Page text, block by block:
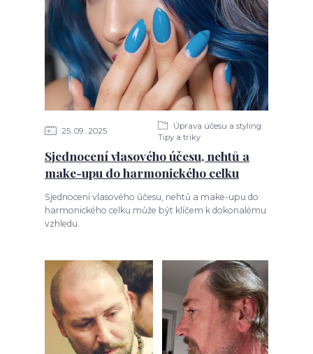
25 09 2025
Úprava účesu a styling:
Tipy a triky
Sjednocení vlasového účesu, nehtů a
make-upu do harmonického celku
Sjednocení vlasového účesu, nehtů a make-upu do
harmonického celku může být klíčem k dokonalému
vzhledu.